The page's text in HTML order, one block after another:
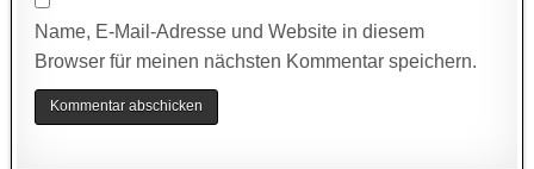
Name, E-Mail-Adresse und Website in diesem
Browser für meinen nächsten Kommentar speichern.